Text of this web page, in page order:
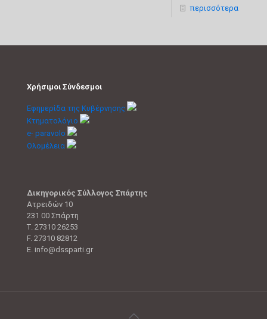
περισσότερα
Χρήσιμοι Σύνδεσμοι
Εφημερίδα της Κυβέρνησης
Κτηματολόγιο
e- paravolo
Ολομέλεια
Δικηγορικός Σύλλογος Σπάρτης
Ατρειδών 10
231 00 Σπάρτη
Τ. 27310 26253
F. 27310 82812
E. info@dssparti.gr